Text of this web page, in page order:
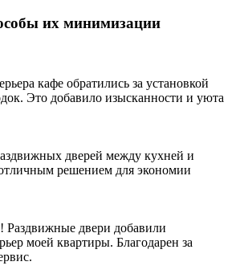
их минимизации
кафе обратились за установкой
Это добавило изысканности и уюта
дверей между кухней и
решением для экономии
Раздвижные двери добавили
моей квартиры. Благодарен за